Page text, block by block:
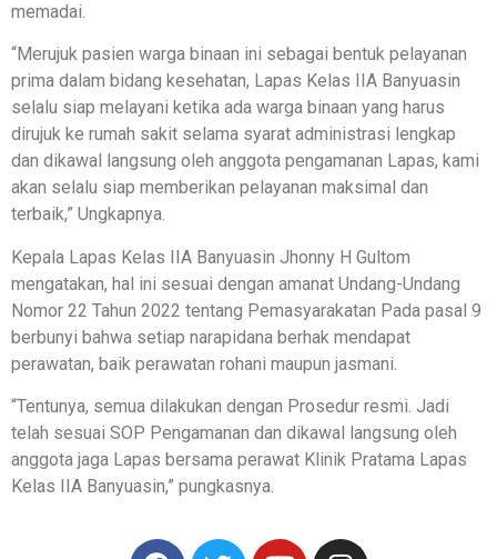
memadai.
“Merujuk pasien warga binaan ini sebagai bentuk pelayanan
prima dalam bidang kesehatan, Lapas Kelas IIA Banyuasin
selalu siap melayani ketika ada warga binaan yang harus
dirujuk ke rumah sakit selama syarat administrasi lengkap
dan dikawal langsung oleh anggota pengamanan Lapas, kami
akan selalu siap memberikan pelayanan maksimal dan
terbaik,” Ungkapnya.
Kepala Lapas Kelas IIA Banyuasin Jhonny H Gultom
mengatakan, hal ini sesuai dengan amanat Undang-Undang
Nomor 22 Tahun 2022 tentang Pemasyarakatan Pada pasal 9
berbunyi bahwa setiap narapidana berhak mendapat
perawatan, baik perawatan rohani maupun jasmani.
“Tentunya, semua dilakukan dengan Prosedur resmi. Jadi
telah sesuai SOP Pengamanan dan dikawal langsung oleh
anggota jaga Lapas bersama perawat Klinik Pratama Lapas
Kelas IIA Banyuasin,” pungkasnya.